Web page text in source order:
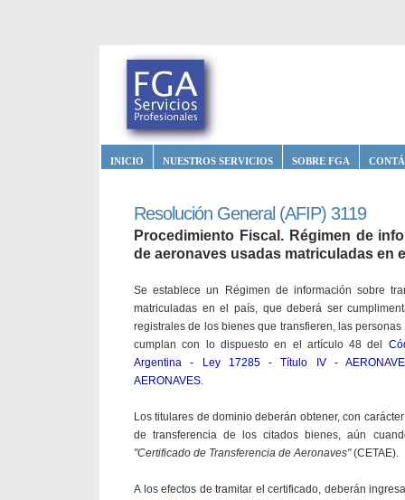
INICIO NUESTROS SERVICIOS SOBRE FGA
Resolución General (AFIP) 3119
Procedimiento Fiscal. Régimen de
de aeronaves usadas matriculadas en
Se establece un Régimen de información sobre
matriculadas en el país, que deberá ser
registrales de los bienes que transfieren, las
cumplan con lo dispuesto en el artículo 48 del
Argentina - Ley 17285 - Título IV -
AERONAVES.
Los titulares de dominio deberán obtener, con
de transferencia de los citados bienes, aún
"Certificado de Transferencia de Aeronaves"(CETAE).
A los efectos de tramitar el certificado, deberán